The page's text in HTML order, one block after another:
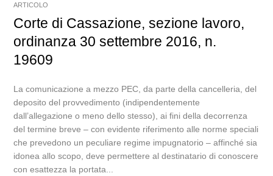
ARTICOLO
Corte di Cassazione, sezione lavoro,
ordinanza 30 settembre 2016, n.
19609
La comunicazione a mezzo PEC, da parte della cancelleria, del
deposito del provvedimento (indipendentemente
dall’allegazione o meno dello stesso), ai fini della decorrenza
del termine breve – con evidente riferimento alle norme speciali
che prevedono un peculiare regime impugnatorio – affinché sia
idonea allo scopo, deve permettere al destinatario di conoscere
con esattezza la portata...